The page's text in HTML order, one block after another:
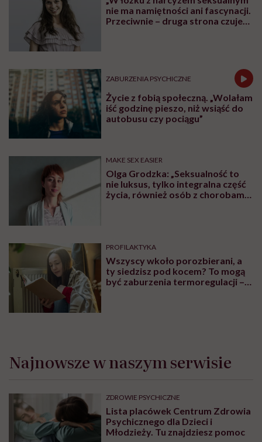
nie ma namiętności ani fascynacji.
Przeciwnie – druga strona czuje
ZABURZENIA PSYCHICZNE
Życie z fobią społeczną. „Wolałam
iść godzinę pieszo, niż wsiąść do
autobusu czy pociągu”
MAKE SEX EASIER
Olga Grodzka: „Seksualność to
nie luksus, tylko integralna część
życia, również osób z chorobami
PROFILAKTYKA
Wszyscy wkoło porozbierani, a
ty siedzisz pod kocem? To mogą
być zaburzenia termoregulacji –
Najnowsze w naszym serwisie
ZDROWIE PSYCHICZNE
Lista placówek Centrum Zdrowia
Psychicznego dla Dzieci i
Młodzieży. Tu znajdziesz pomoc